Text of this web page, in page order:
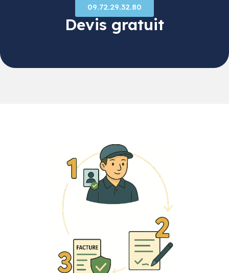
09.72.29.32.80
Devis gratuit